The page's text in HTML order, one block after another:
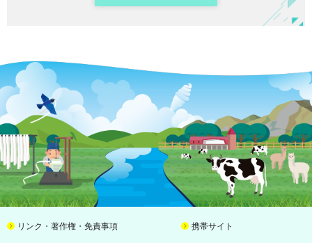
リンク・著作権・免責事項 携帯サイト